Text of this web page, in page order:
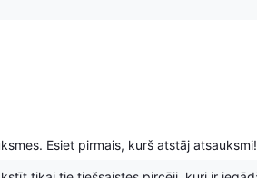
Esiet pirmais, kurš atstāj atsauksmi!